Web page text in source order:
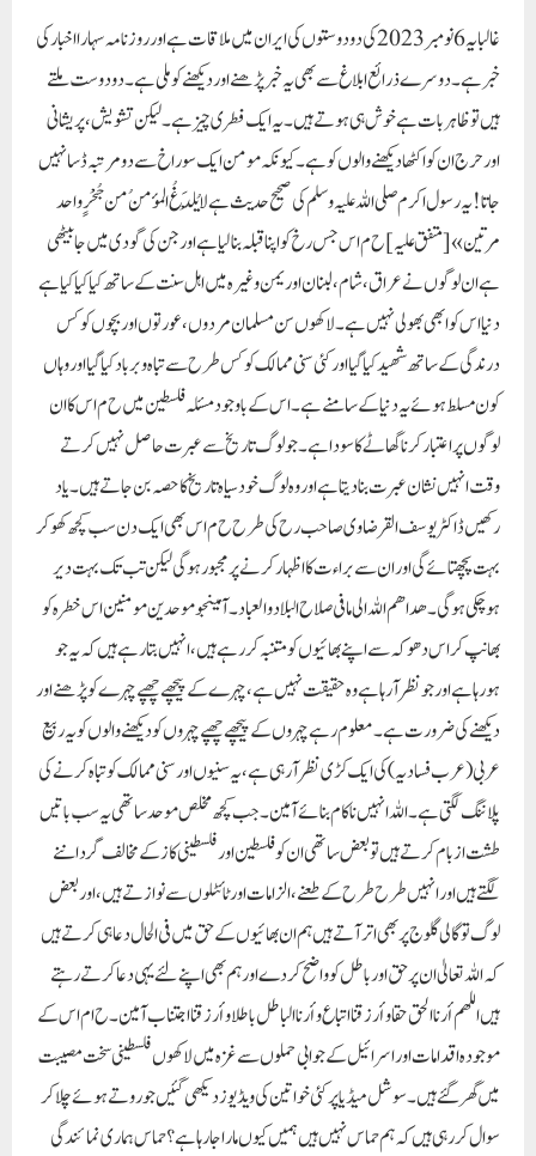
غالبا یہ 6 نومبر 2023 کی دو دوستوں کی ایران میں ملاقات ہے اور روزنامہ سہارا اخبار کی
خبر ہے۔ دوسرے ذرائع ابلاغ سے بھی یہ خبر پڑھنے اور دیکھنے کو ملی ہے۔ دو دوست ملتے
ہیں تو ظاہر بات ہے خوش ہی ہوتے ہیں۔ یہ ایک فطری چیز ہے۔ لیکن تشویش، پریشانی
اور حرج ان کو اکٹھا دیکھنے والوں کو ہے۔ کیونکہ مومن ایک سوراخ سے دو مرتبہ ڈسا نہیں
جاتا ! یہ رسول اکرم صلی اللہ علیہ وسلم کی صحیح حدیث ہے لا يُلْدَغُ المؤمنُ من جُحْرٍ واحد
مرتين»[متفق عليہ] ح م اس جس رخ کو اپنا قبلہ بنالیا ہے اور جن کی گودی میں جا بیٹھی
ہے ان لوگوں نے عراق، شام، لبنان اور یمن وغیرہ میں اہل سنت کے ساتھ کیا کیا کیا ہے
دنیا اس کو ابھی بھولی نہیں ہے۔ لاکھوں سن مسلمان مردوں، عورتوں اور بچوں کو کس
درندگی کے ساتھ شھید کیا گیا اور کئی سنی ممالک کو کس طرح سے تباہ وبرباد کیا گیا اور وہاں
کون مسلط ہوئے یہ دنیا کے سامنے ہے۔ اس کے باوجود مسئلہ فلسطین میں ح م اس کا ان
لوگوں پر اعتبار کرنا گھاٹے کا سودا ہے۔ جو لوگ تاریخ سے عبرت حاصل نہیں کرتے
وقت انہیں نشان عبرت بنادیتا ہے اور وہ لوگ خود سیاہ تاریخ کا حصہ بن جاتے ہیں۔ یاد
رکھیں ڈاکٹر یوسف القرضاوی صاحب رح کی طرح ح م اس بھی ایک دن سب کچھ کھوکر
بہت پچھتائے گی اور ان سے براءت کا اظہار کرنے پر مجبور ہوگی لیکن تب تک بہت دیر
ہوچکی ہوگی۔ ھداھم اللہ الی ما فی صلاح البلاد والعباد۔ آمینجو موحدین مومنین اس خطرہ کو
بھانپ کر اس دھوکہ سے اپنے بھائیوں کو متنبہ کر رہے ہیں، انہیں بتارہے ہیں کہ یہ جو
ہورہا ہے اور جو نظر آرہا ہے وہ حقیقت نہیں ہے، چہرے کے پیچھے چھپے چہرے کو پڑھنے اور
دیکھنے کی ضرورت ہے۔ معلوم رہے چہروں کے پیچھے چھپے چہروں کو دیکھنے والوں کو یہ ربیع
عربی (عرب فسادیہ) کی ایک کڑی نظر آرہی ہے، یہ سنیوں اور سنی ممالک کو تباہ کرنے کی
پلاننگ لگتی ہے۔اللہ انہیں ناکام بنائے آمین۔ جب کچھ مخلص موحد ساتھی یہ سب باتیں
طشت از بام کرتے ہیں تو بعض ساتھی ان کو فلسطین اور فلسطینی کاز کے مخالف گرداننے
لگتے ہیں اور انہیں طرح طرح کے طعنے، الزامات اور ٹائٹلوں سے نوازتے ہیں، اور بعض
لوگ تو گالی گلوج پر بھی اتر آتے ہیں ہم ان بھائیوں کے حق میں فی الحال دعا ہی کرتے ہیں
کہ اللہ تعالیٰ ان پر حق اور باطل کو واضح کردے اور ہم بھی اپنے لئے یہی دعا کرتے رہتے
ہیں اللهم أرنا الحق حقا وأرزقنا اتباع وأرنا الباطل باطلا وأرزقنا اجتناب آمین۔ ح ا م ا س کے
موجودہ اقدامات اور اسرائیل کے جوابی حملوں سے غزہ میں لاکھوں فلسطینی سخت مصیبت
میں گھر گئے ہیں۔ سوشل میڈیا پر کئی خواتین کی ویڈیوز دیکھی گئیں جو روتے ہوئے چلاکر
سوال کر رہی ہیں کہ ہم حماس نہیں ہیں ہمیں کیوں مارا جارہا ہے؟ حماس ہماری نمائندگی